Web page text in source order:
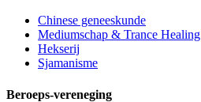
Chinese geneeskunde
Mediumschap & Trance Healing
Hekserij
Sjamanisme
Beroeps-vereneging